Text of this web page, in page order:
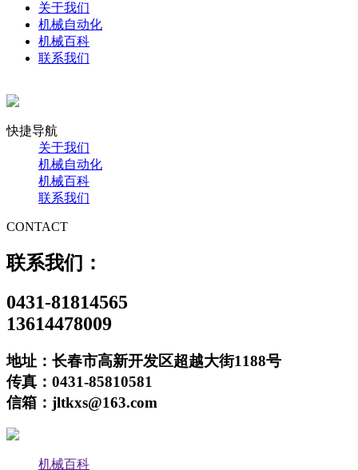
关于我们
机械自动化
机械百科
联系我们
快捷导航
关于我们
机械自动化
机械百科
联系我们
CONTACT
联系我们：
0431-81814565
13614478009
地址：长春市高新开发区超越大街1188号
传真：0431-85810581
信箱：jltkxs@163.com
机械百科